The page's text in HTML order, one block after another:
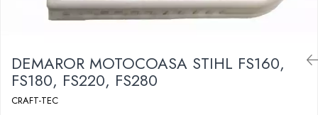
DEMAROR MOTOCOASA STIHL FS160,
FS180, FS220, FS280
CRAFT-TEC